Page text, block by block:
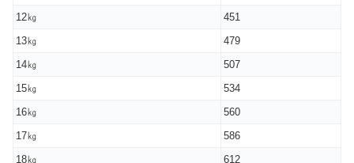
12㎏
451
13㎏
479
14㎏
507
15㎏
534
16㎏
560
17㎏
586
18㎏
612